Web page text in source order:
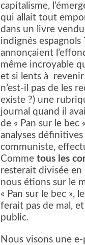
capitalisme,
qui allait tout
dans un livre vendu
indignés
annonçaient
même incroyable
et si lents à
n’est-il pas de les
existe ?) une
journal quand il
de « Pan sur le
analyses
communiste,
Comme tous les
resterait divisée en
nous étions sur le
« Pan sur le bec »,
ferait pas de mal,
public.
Nous visons une